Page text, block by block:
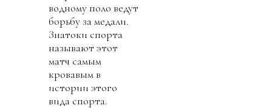
водному поло ведут
борьбу за медали.
Знатоки спорта
называют этот
матч самым
кровавым в
истории этого
вида спорта.